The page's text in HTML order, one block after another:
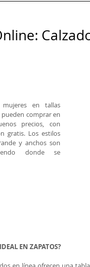
en tallas
comprar en
precios, con
gratis. Los estilos
y anchos son
donde se
EN ZAPATOS?